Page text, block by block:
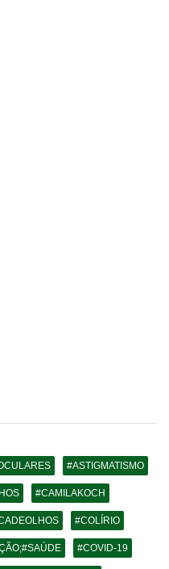
#ASTIGMATISMO
#CAMILAKOCH
#COLÍRIO
#COVID-19